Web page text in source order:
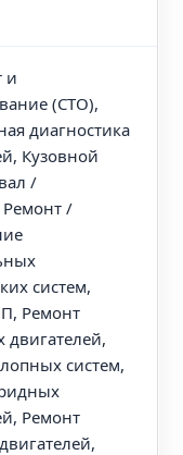
и
(СТО),
диагностика
Кузовной
/
/
систем,
Ремонт
систем,
Ремонт